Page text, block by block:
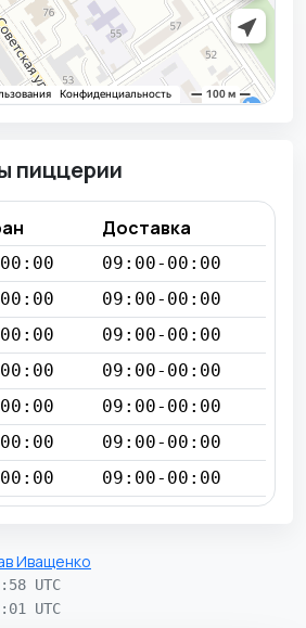
пиццерии
Доставка
09:00-00:00
09:00-00:00
09:00-00:00
09:00-00:00
09:00-00:00
09:00-00:00
09:00-00:00
Иващенко
UTC
UTC